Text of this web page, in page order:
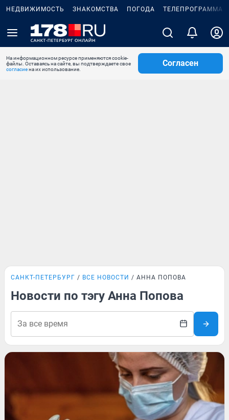
НЕДВИЖИМОСТЬ ЗНАКОМСТВА ПОГОДА ТЕЛЕПРОГРАММА
На информационном ресурсе применяются cookie-
файлы. Оставаясь на сайте, вы подтверждаете свое
согласиена их использование.
Согласен
САНКТ-ПЕТЕРБУРГ ВСЕ НОВОСТИ АННА ПОПОВА
Новости по тэгу Анна Попова